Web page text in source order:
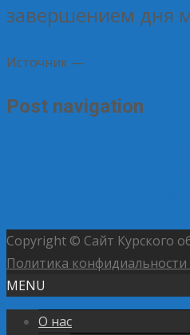
завершением дня
Источник —
Post navigation
Copyright © Сайт Курского
Политика конфидиальности
MENU
О нас